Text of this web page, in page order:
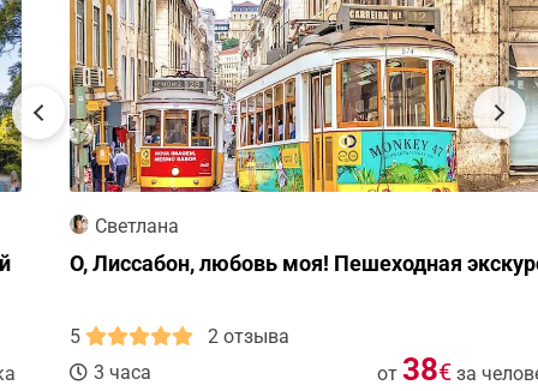
Светлана
О, Лиссабон, любовь моя! Пешеходная экскурсия
2 отзыва
3 часа
38€ за человека